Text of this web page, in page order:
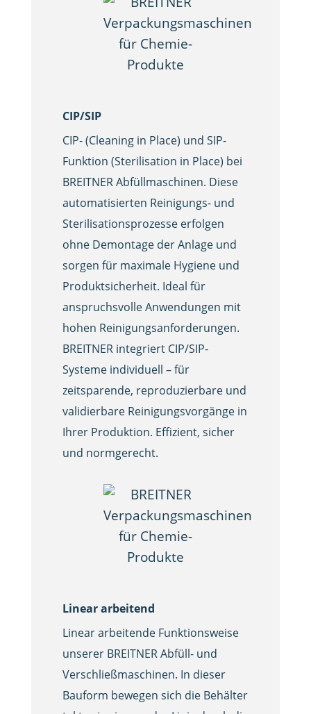
CIP/SIP
CIP- (Cleaning in Place) und SIP-
Funktion (Sterilisation in Place) bei
BREITNER Abfüllmaschinen. Diese
automatisierten Reinigungs- und
Sterilisationsprozesse erfolgen
ohne Demontage der Anlage und
sorgen für maximale Hygiene und
Produktsicherheit. Ideal für
anspruchsvolle Anwendungen mit
hohen Reinigungsanforderungen.
BREITNER integriert CIP/SIP-
Systeme individuell – für
zeitsparende, reproduzierbare und
validierbare Reinigungsvorgänge in
Ihrer Produktion. Effizient, sicher
und normgerecht.
Linear arbeitend
Linear arbeitende Funktionsweise
unserer BREITNER Abfüll- und
Verschließmaschinen. In dieser
Bauform bewegen sich die Behälter